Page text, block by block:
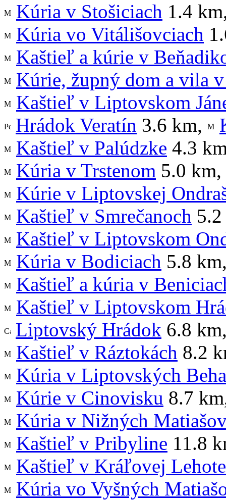
Kúria v Stošiciach 1.4 km
Kúria vo Vitálišovciach
Kaštieľ a kúrie v
Kúrie, župný dom a vila
Kaštieľ v Liptovskom
Hrádok Veratín 3.6 km,
Kaštieľ v Palúdzke 4.3
Kúria v Trstenom 5.0 km,
Kúrie v Liptovskej
Kaštieľ v Smrečanoch
Kaštieľ v Liptovskom
Kúria v Bodiciach 5.8 km
Kaštieľ a kúria v
Kaštieľ v Liptovskom
Liptovský Hrádok 6.8 km
Kaštieľ v Ráztokách 8.2
Kúria v Liptovských
Kúrie v Cinovisku 8.7 km
Kúria v Nižných
Kaštieľ v Pribyline 11.8
Kaštieľ v Kráľovej Lehote
Kúria vo Vyšných